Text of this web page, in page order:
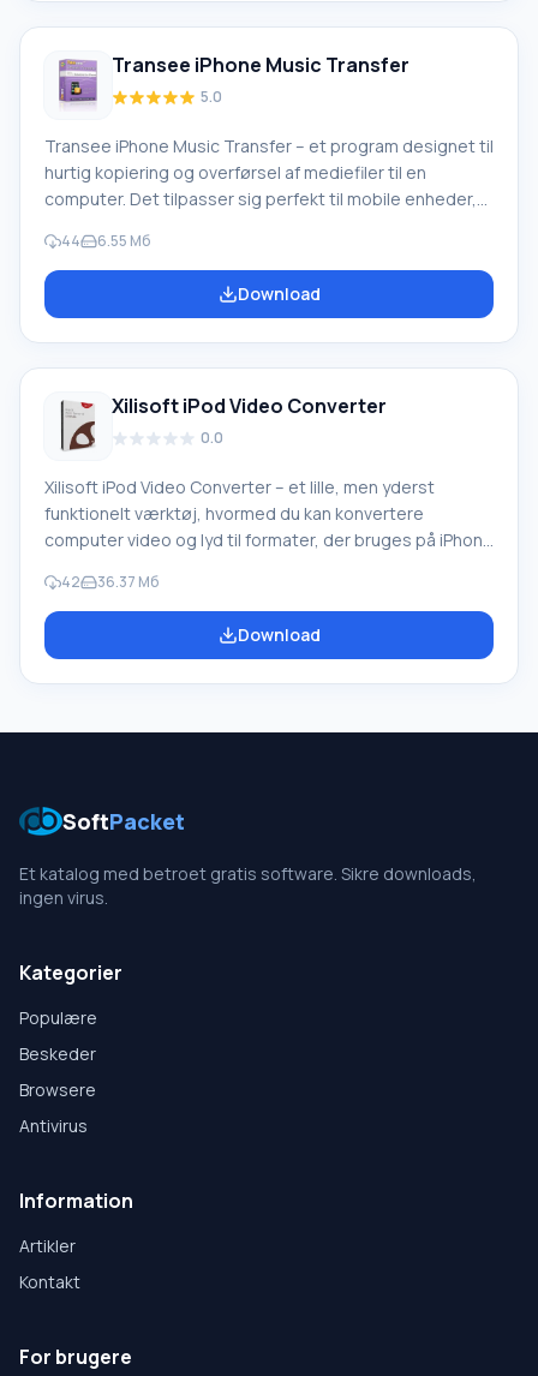
Transee iPhone Music Transfer
5.0
Transee iPhone Music Transfer – et program designet til
hurtig kopiering og overførsel af mediefiler til en
computer. Det tilpasser sig perfekt til mobile enheder,
kan lide at oprette nye afspilningslister eller redigere
eksisterende, er et værktøj som Transee iPhone Music
Transfer simpelthen uundværligt. Du kan dele musik og
44 6.55 Мб
Download
Xilisoft iPod Video Converter
0.0
Xilisoft iPod Video Converter – et lille, men yderst
funktionelt værktøj, hvormed du kan konvertere
computer video og lyd til formater, der bruges på iPhone
dukker op online klar til visning på en iOS-enhed; du kan
downloade og se videoer næsten øjeblikkeligt. Nu er
hele verdens mediebibliotek i din gadget! Fordele ved
42 36.37 Мб
Download
SoftPacket
Et katalog med betroet gratis software. Sikre downloads,
ingen virus.
Kategorier
Populære
Beskeder
Browsere
Antivirus
Information
Artikler
Kontakt
For brugere